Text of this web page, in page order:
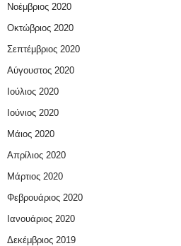
Νοέμβριος 2020
Οκτώβριος 2020
Σεπτέμβριος 2020
Αύγουστος 2020
Ιούλιος 2020
Ιούνιος 2020
Μάιος 2020
Απρίλιος 2020
Μάρτιος 2020
Φεβρουάριος 2020
Ιανουάριος 2020
Δεκέμβριος 2019